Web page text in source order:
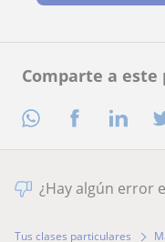
Comparte a este
¿Hay algún error
Tus clases particulares